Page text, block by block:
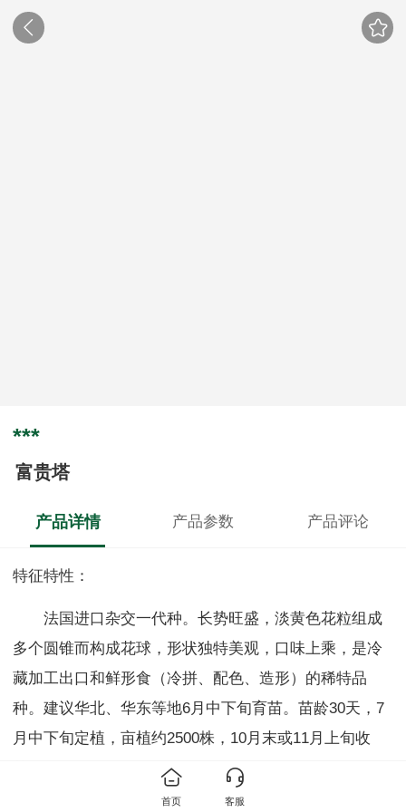
***
富贵塔
产品详情 产品参数 产品评论
特征特性：
法国进口杂交一代种。长势旺盛，淡黄色花粒组成
多个圆锥而构成花球，形状独特美观，口味上乘，是冷
藏加工出口和鲜形食（冷拼、配色、造形）的稀特品
种。建议华北、华东等地6月中下旬育苗。苗龄30天，7
月中下旬定植，亩植约2500株，10月末或11月上旬收
首页 客服